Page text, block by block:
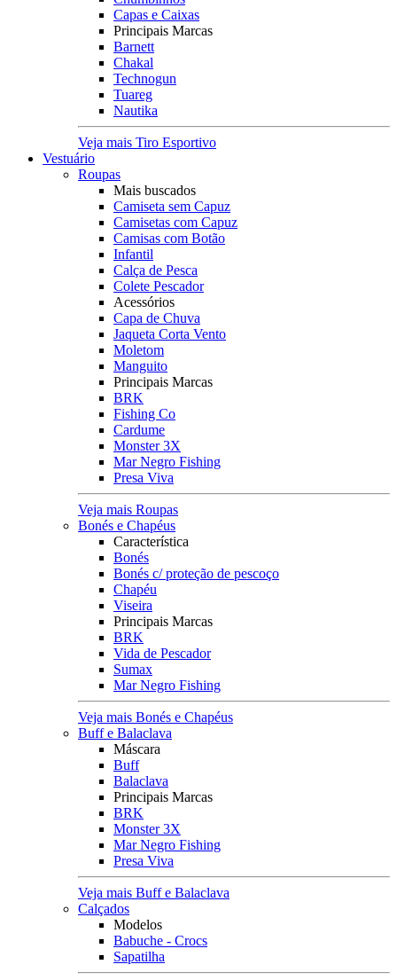
Capas e Caixas
Principais Marcas
Barnett
Chakal
Technogun
Tuareg
Nautika
Veja mais Tiro Esportivo
Vestuário
Roupas
Mais buscados
Camiseta sem Capuz
Camisetas com Capuz
Camisas com Botão
Infantil
Calça de Pesca
Colete Pescador
Acessórios
Capa de Chuva
Jaqueta Corta Vento
Moletom
Manguito
Principais Marcas
BRK
Fishing Co
Cardume
Monster 3X
Mar Negro Fishing
Presa Viva
Veja mais Roupas
Bonés e Chapéus
Característica
Bonés
Bonés c/ proteção de pescoço
Chapéu
Viseira
Principais Marcas
BRK
Vida de Pescador
Sumax
Mar Negro Fishing
Veja mais Bonés e Chapéus
Buff e Balaclava
Máscara
Buff
Balaclava
Principais Marcas
BRK
Monster 3X
Mar Negro Fishing
Presa Viva
Veja mais Buff e Balaclava
Calçados
Modelos
Babuche - Crocs
Sapatilha